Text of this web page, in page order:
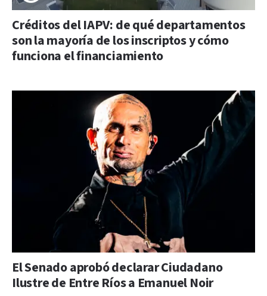
Créditos del IAPV: de qué departamentos
son la mayoría de los inscriptos y cómo
funciona el financiamiento
El Senado aprobó declarar Ciudadano
Ilustre de Entre Ríos a Emanuel Noir